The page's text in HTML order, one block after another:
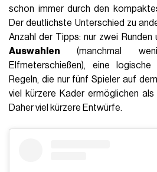
schon immer durch den
Der deutlichste Unterschied zu
Anzahl der Tipps: nur zwei Runden
Auswahlen (manchmal
Elfmeterschießen), eine
Regeln, die nur fünf Spieler auf
viel kürzere Kader ermöglichen als
Daher viel kürzere Entwürfe.